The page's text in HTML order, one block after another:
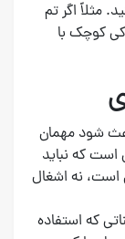
مثلاً اگر تم
کوچک با
شود مهمان
که نباید
نه اشغال
که استفاده